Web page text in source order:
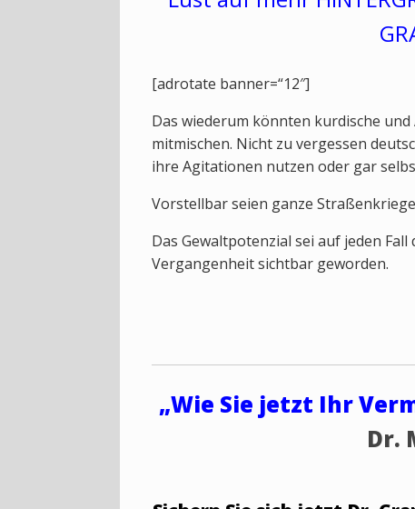
[adrotate banner=“12″]
Das wiederum könnten kurdische
mitmischen. Nicht zu vergessen
ihre Agitationen nutzen oder gar
Vorstellbar seien ganze
Das Gewaltpotenzial sei auf jeden
Vergangenheit sichtbar geworden.
„Wie Sie jetzt Ihr
Dr.